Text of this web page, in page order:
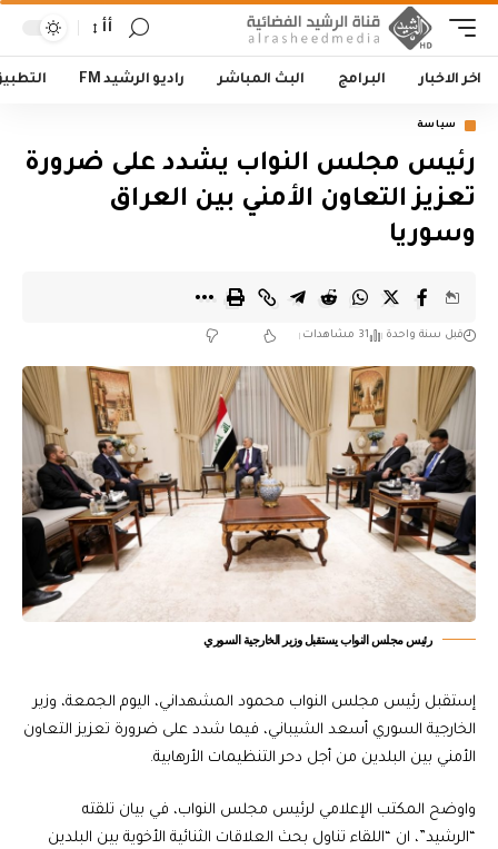
أأ
اخر الاخبار البرامج البث المباشر راديو الرشيد FM
سياسة
رئيس مجلس النواب يشدد على ضرورة
تعزيز التعاون الأمني بين العراق
وسوريا
قبل سنة واحدة 31 مشاهدات
رئيس مجلس النواب يستقبل وزير الخارجية السوري
إستقبل رئيس مجلس النواب محمود المشهداني، اليوم الجمعة، وزير
الخارجية السوري أسعد الشيباني، فيما شدد على ضرورة تعزيز التعاون
الأمني بين البلدين من أجل دحر التنظيمات الأرهابية.
واوضح المكتب الإعلامي لرئيس مجلس النواب، في بيان تلقته
“الرشيد”، ان “اللقاء تناول بحث العلاقات الثنائية الأخوية بين البلدين